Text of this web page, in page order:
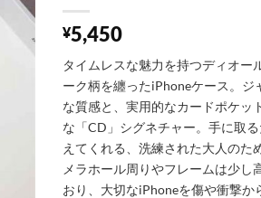
¥5,450
タイムレスな魅力を持つディオー
ーク柄を纏ったiPhoneケース。ジ
な質感と、実用的なカードポケッ
な「CD」シグネチャー。手に取
えてくれる、洗練された大人のた
メラホール周りやフレームは少し
おり、大切なiPhoneを傷や衝撃か